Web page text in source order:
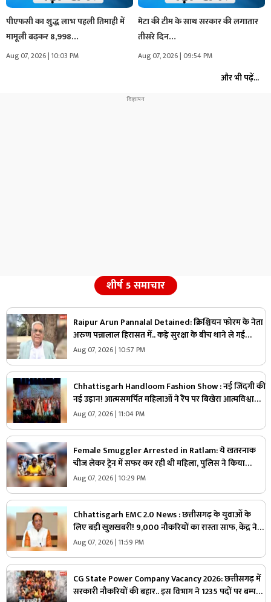
पीएफसी का शुद्ध लाभ पहली तिमाही में
मामूली बढ़कर 8,998…
Aug 07, 2026 | 10:03 PM
मेटा की टीम के साथ सरकार की लगातार
तीसरे दिन…
Aug 07, 2026 | 09:54 PM
और भी पढ़ें...
शीर्ष 5 समाचार
Raipur Arun Pannalal Detained: क्रिश्चियन फोरम के नेता
अरुण पन्नालाल हिरासत में.. कड़े सुरक्षा के बीच थाने ले गई
पुलिस, जानें क्या है आरोप
Aug 07, 2026 | 10:57 PM
Chhattisgarh Handloom Fashion Show : नई जिंदगी की
नई उड़ान! आत्मसमर्पित महिलाओं ने रैंप पर बिखेरा आत्मविश्वास,
तस्वीरें जीत लेंगी आपका दिल
Aug 07, 2026 | 11:04 PM
Female Smuggler Arrested in Ratlam: ये खतरनाक
चीज लेकर ट्रेन में सफर कर रही थी महिला, पुलिस ने किया
गिरफ्तार, जांच में सामने आई चौंकाने वाली सच्चाई
Aug 07, 2026 | 10:29 PM
Chhattisgarh EMC 2.0 News : छत्तीसगढ़ के युवाओं के
लिए बड़ी खुशखबरी! 9,000 नौकरियों का रास्ता साफ, केंद्र ने
दी मेगा प्रोजेक्ट को मंजूरी
Aug 07, 2026 | 11:59 PM
CG State Power Company Vacancy 2026: छत्तीसगढ़ में
सरकारी नौकरियों की बहार.. इस विभाग ने 1235 पदों पर बम्पर